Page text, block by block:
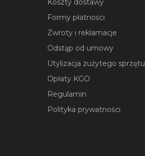
Koszty dostawy
Formy płatności
Zwroty i reklamacje
Odstąp od umowy
Utylizacja zużytego sprzętu
Opłaty KGO
Regulamin
Polityka prywatności